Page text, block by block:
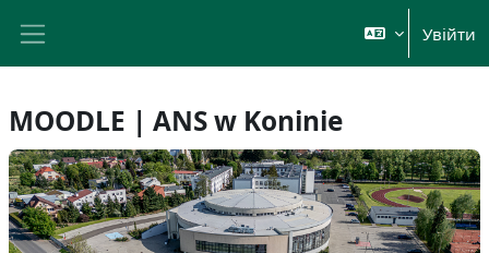
Увійти
MOODLE | ANS w Koninie